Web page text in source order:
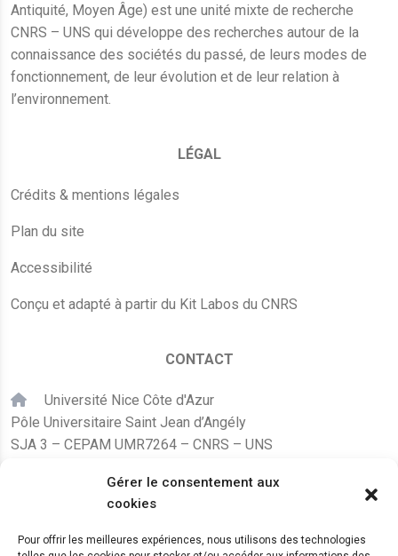
Gérer le consentement aux
cookies
Pour offrir les meilleures expériences, nous utilisons des technologies
Antiquité, Moyen Âge) est une unité mixte de recherche
CNRS – UNS qui développe des recherches autour de la
connaissance des sociétés du passé, de leurs modes de
fonctionnement, de leur évolution et de leur relation à
l’environnement.
LÉGAL
Crédits & mentions légales
Plan du site
Accessibilité
Conçu et adapté à partir du Kit Labos du CNRS
CONTACT
Université Nice Côte d'Azur
Pôle Universitaire Saint Jean d’Angély
SJA 3 – CEPAM UMR7264 – CNRS – UNS